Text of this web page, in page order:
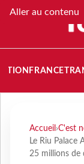
Aller au contenu
FRANCE
Accueil ›C'est
Le Riu Palace
25 millions de